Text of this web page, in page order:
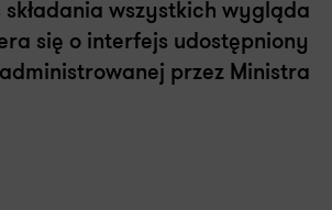
składania wszystkich wygląda
się o interfejs udostępniony
przez Ministra